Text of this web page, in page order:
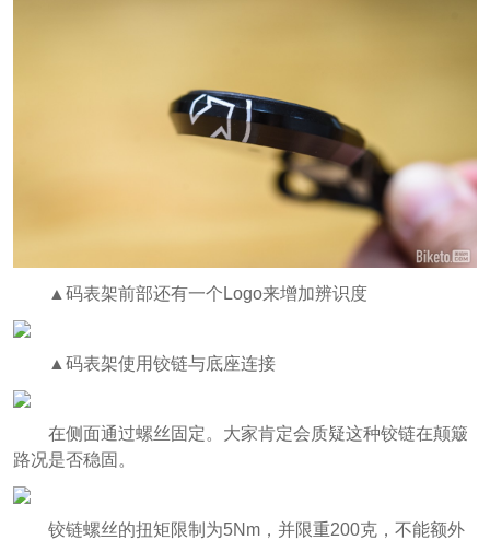
▲码表架前部还有一个Logo来增加辨识度
▲码表架使用铰链与底座连接
在侧面通过螺丝固定。大家肯定会质疑这种铰链在颠簸
路况是否稳固。
铰链螺丝的扭矩限制为5Nm，并限重200克，不能额外